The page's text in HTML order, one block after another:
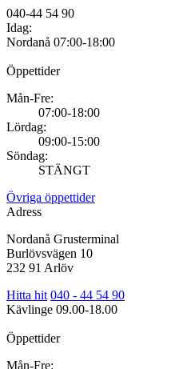
040-44 54 90
Idag:
Nordanå 07:00-18:00
Öppettider
Mån-Fre:
07:00-18:00
Lördag:
09:00-15:00
Söndag:
STÄNGT
Övriga öppettider
Adress
Nordanå Grusterminal
Burlövsvägen 10
232 91 Arlöv
Hitta hit 040 - 44 54 90
Kävlinge 09.00-18.00
Öppettider
Mån-Fre: